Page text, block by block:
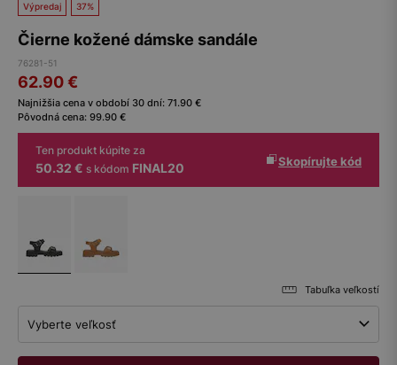
Výpredaj 37%
Čierne kožené dámske sandále
76281-51
62.90€
Najnižšia cena v období 30 dní: 71.90 €
Pôvodná cena: 99.90 €
Ten produkt kúpite za
50.32 € s kódom FINAL20 Skopírujte kód
Tabuľka veľkostí
Vyberte veľkosť